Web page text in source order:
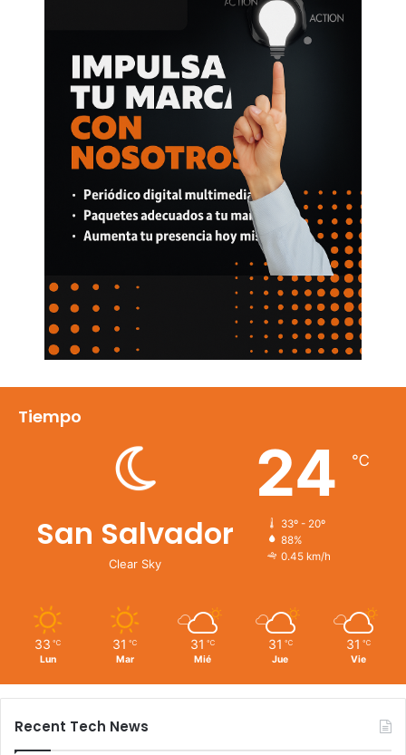
Tiempo
San Salvador
Clear Sky
24 ℃
33º - 20º
88%
0.45 km/h
33 ℃
Lun
31 ℃
Mar
31 ℃
Mié
31 ℃
Jue
31 ℃
Vie
Recent Tech News